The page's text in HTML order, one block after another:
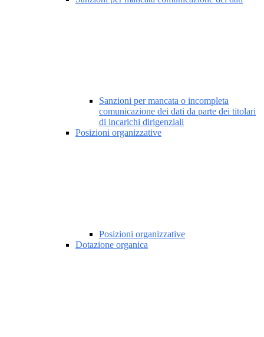
Sanzioni per mancata o incompleta
comunicazione dei dati da parte dei titolari
di incarichi dirigenziali
Posizioni organizzative
Posizioni organizzative
Dotazione organica